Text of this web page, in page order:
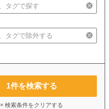
1件を検索する
× 検索条件をクリアする